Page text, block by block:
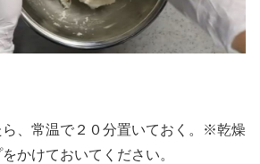
、常温で２０分置いておく。※乾燥
かけておいてください。